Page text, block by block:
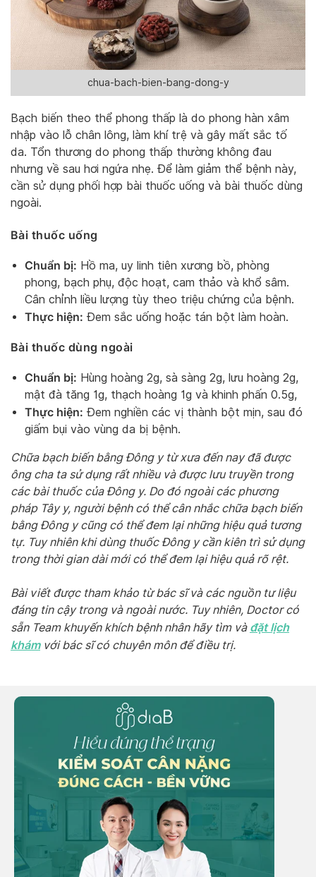
chua-bach-bien-bang-dong-y
Bạch biến theo thể phong thấp là do phong hàn xâm
nhập vào lỗ chân lông, làm khí trệ và gây mất sắc tố
da. Tổn thương do phong thấp thường không đau
nhưng về sau hơi ngứa nhẹ. Để làm giảm thể bệnh này,
cần sử dụng phối hợp bài thuốc uống và bài thuốc dùng
ngoài.
Bài thuốc uống
Chuẩn bị: Hồ ma, uy linh tiên xương bồ, phòng
phong, bạch phụ, độc hoạt, cam thảo và khổ sâm.
Cân chỉnh liều lượng tùy theo triệu chứng của bệnh.
Thực hiện: Đem sắc uống hoặc tán bột làm hoàn.
Bài thuốc dùng ngoài
Chuẩn bị: Hùng hoàng 2g, sà sàng 2g, lưu hoàng 2g,
mật đà tăng 1g, thạch hoàng 1g và khinh phấn 0.5g,
Thực hiện: Đem nghiền các vị thành bột mịn, sau đó
giấm bụi vào vùng da bị bệnh.
Chữa bạch biến bằng Đông y từ xưa đến nay đã được
ông cha ta sử dụng rất nhiều và được lưu truyền trong
các bài thuốc của Đông y. Do đó ngoài các phương
pháp Tây y, người bệnh có thể cân nhắc chữa bạch biến
bằng Đông y cũng có thể đem lại những hiệu quả tương
tự. Tuy nhiên khi dùng thuốc Đông y cần kiên trì sử dụng
trong thời gian dài mới có thể đem lại hiệu quả rõ rệt.
Bài viết được tham khảo từ bác sĩ và các nguồn tư liệu
đáng tin cậy trong và ngoài nước. Tuy nhiên, Doctor có
sẵn Team khuyến khích bệnh nhân hãy tìm và đặt lịch
khámvới bác sĩ có chuyên môn để điều trị.